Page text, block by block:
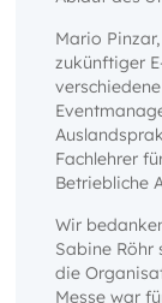
Mario
zukünftiger
Fachlehrer
Betriebliche
Wir
Sabine
die
Messe war